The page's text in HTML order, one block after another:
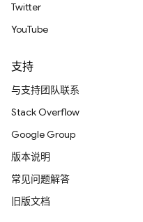
Twitter
YouTube
支持
与支持团队联系
Stack Overflow
Google Group
版本说明
常见问题解答
旧版文档